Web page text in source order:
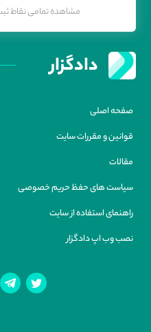
مشاهده تمامی نقاط
دادگزار
صفحه اصلی
قوانین و مقررات سایت
مقالات
سیاست های حفظ حریم خصوصی
راهنمای استفاده از سایت
نصب وب اپ دادگزار